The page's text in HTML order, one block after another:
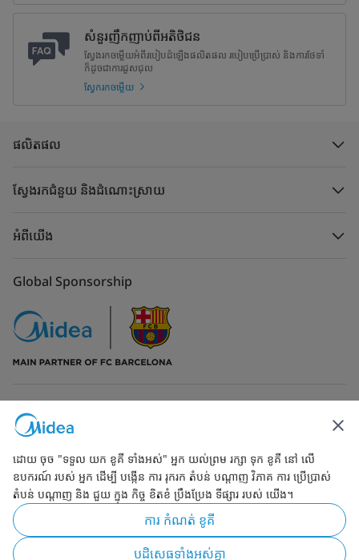
សំនួរញឹកញាប់ពីអតិថិជន
ស្វែងរកចម្លើយអំពីរបៀបដំឡើងផលិតផល របៀបប្រើប្រាស់ និងការថែទាំ
ក៏ដូចជាការជួសជុល
ស្វែករកចម្លើយ
ផលិតផល
ស្វែងរកជំនួយ និងដំណោះស្រាយ
អំពីយើង
Global Sponsorship
ទំនាក់ទំនងមកកាន់យើង
Simply ideal
រក្សាកម្មសិទ្ធ 2026 ដោយMidea. ក្រុមហ៊ុនសូមរក្សាកម្មសិទ្ធក្នុងការកែប្រែ
ដោយ ចុច "ទទួល យក ខូគី ទាំងអស់" អ្នក យល់ព្រម រក្សា ទុក ខូគី នៅ លើ
ឧបករណ៍ របស់ អ្នក ដើម្បី បង្កើន ការ រុករក តំបន់ បណ្ដាញ វិភាគ ការ ប្រើប្រាស់
តំបន់ បណ្ដាញ និង ជួយ ក្នុង កិច្ច ខិតខំ ប្រឹងប្រែង ទីផ្សារ របស់ យើង។
ការ កំណត់ ខូគី
បដិសេធទាំងអស់គ្នា